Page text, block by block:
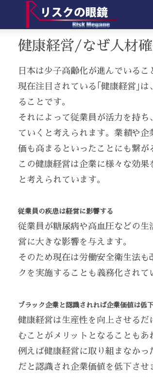
健康経営/なぜ人材
日本は少子高齢化が進んでいる
現在注目されている｢健康経営｣
ることです。
それによって従業員が活力を持
ていくと考えられます。業績や
価も高まるといったことにも繋が
この健康経営は企業に様々な効
と考えられています。
従業員の疾患は経営に影響する
従業員が糖尿病や高血圧などの
営に大きな影響を与えます。
そのため現在は労働安全衛生法
クを実施することも義務化されて
ブラック企業と認識されれば企業価値は低
健康経営は生産性を向上させる
むことがメリットとなることもあ
例えば健康経営に取り組まなか
だと認識され企業価値を低下させ